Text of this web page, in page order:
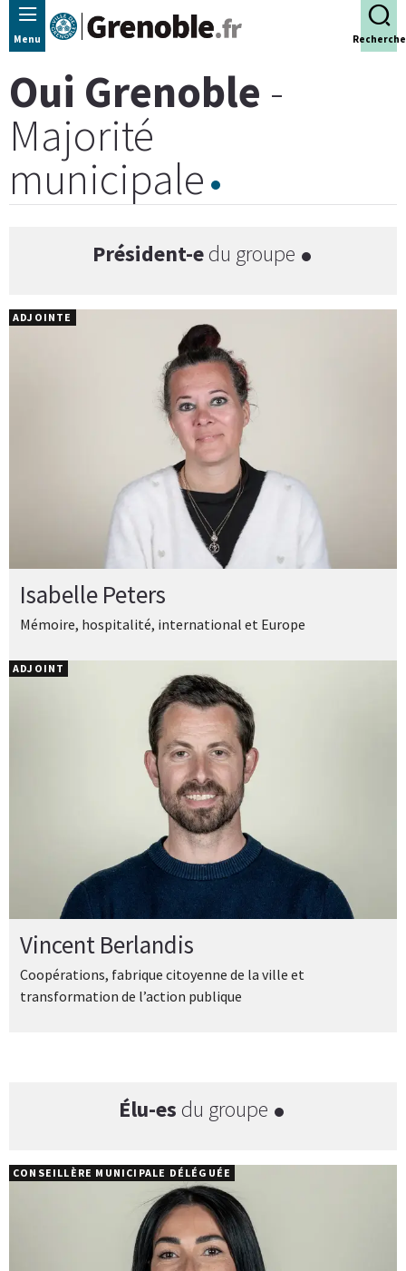
Panneau de gestion des cookies
Menu Recherche
Oui Grenoble -
Majorité
municipale
Président-edu groupe
Isabelle Peters
Mémoire, hospitalité, international et Europe
ADJOINTE
Vincent Berlandis
Coopérations, fabrique citoyenne de la ville et
transformation de l’action publique
ADJOINT
Élu-es du groupe
CONSEILLÈRE MUNICIPALE DÉLÉGUÉE